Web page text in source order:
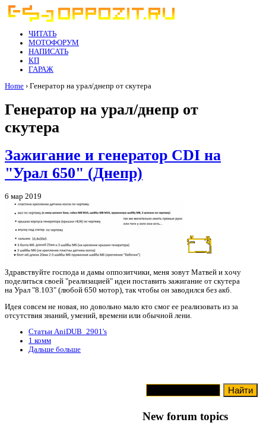
ЧИТАТЬ
МОТОФОРУМ
НАПИСАТЬ
КП
ГАРАЖ
Home › Генератор на урал/днепр от скутера
Генератор на урал/днепр от
скутера
Зажигание и генератор CDI на
"Урал 650" (Днепр)
6 мар 2019
Здравствуйте господа и дамы оппозитчики, меня зовут Матвей и хочу
поделиться своей "реализацией" идеи поставить зажигание от скутера
на Урал "8.103" (любой 650 мотор), так чтобы он заводился без акб.
Идея совсем не новая, но довольно мало кто смог ее реализовать из за
отсутствия знаний, умений, времени или обычной лени.
Статьи AniDUB_2901's
1 комм
Дальше больше
New forum topics